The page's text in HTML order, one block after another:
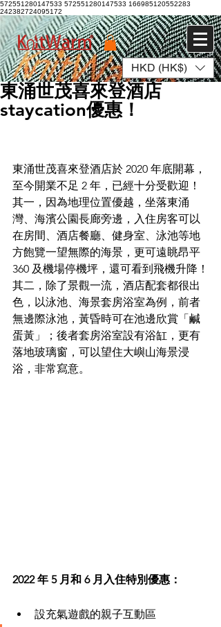
572551280147533 572551280147533 166985120552283
242382724095172
登入 HKD (HK$)
東涌世茂喜來登酒店
staycation優惠！
東涌世茂喜來登酒店於 2020 年底開幕，
至今開業不足 2 年，已經十分受歡迎！
其一，因為地理位置優越，坐落東涌
灣、海濱公園長廊旁邊，入住房客可以
在房間、酒店餐廳、健身室、泳池等地
方飽覽一望無際的海景，更可遠眺昂平
360 及機場停機坪，還可看到飛機升降！
其二，除了景觀一流，酒店配套都很出
色，以泳池、海景套房浴室為例，前者
無邊際泳池，黃昏時可在池邊欣賞「鹹
蛋黃」；後者套房浴室設有浴缸，更有
落地玻璃窗，可以望住大嶼山海景浸
浴，非常寫意。
2022 年 5 月和 6 月入住特別優惠：
設充氣遊戲的親子互動區